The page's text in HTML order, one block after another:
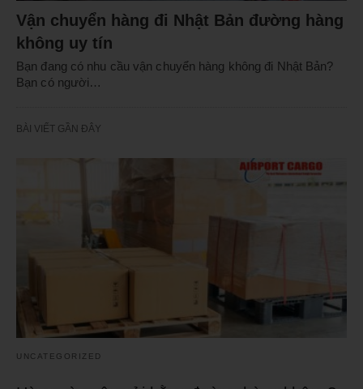
Vận chuyển hàng đi Nhật Bản đường hàng
không uy tín
Bạn đang có nhu cầu vận chuyển hàng không đi Nhật Bản?
Bạn có người…
BÀI VIẾT GẦN ĐÂY
UNCATEGORIZED